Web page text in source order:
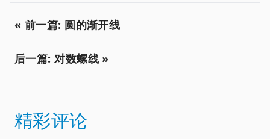
« 前一篇: 圆的渐开线
后一篇: 对数螺线 »
精彩评论